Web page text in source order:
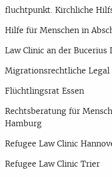
fluchtpunkt. Kirchliche
Hilfe für Menschen in
Law Clinic an der Bucerius
Migrationsrechtliche
Flüchtlingsrat Essen
Rechtsberatung für
Hamburg
Refugee Law Clinic
Refugee Law Clinic Trier